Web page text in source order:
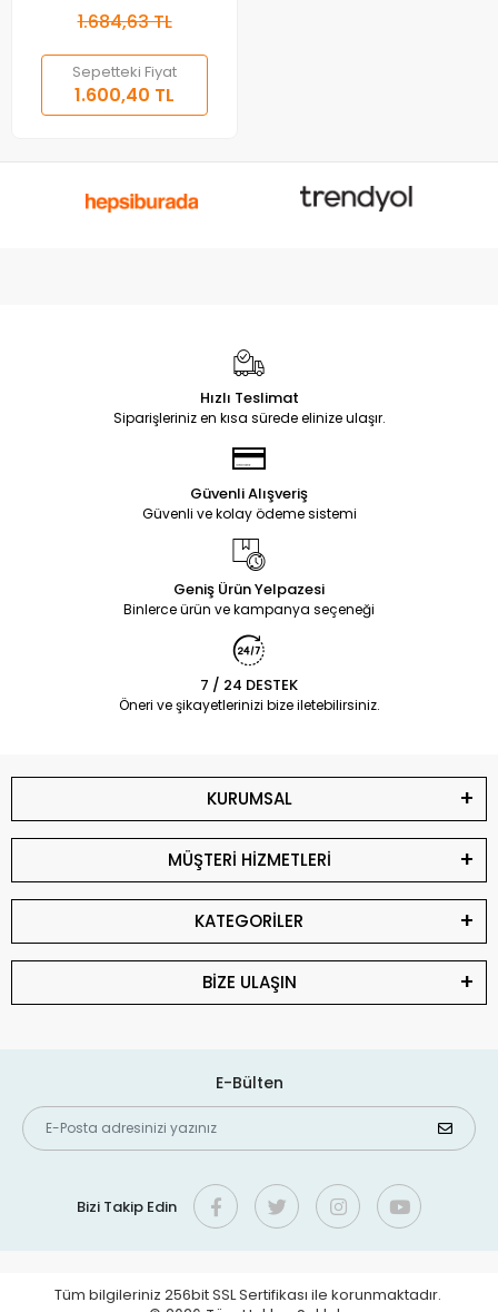
1.684,63 TL
Sepetteki Fiyat
1.600,40 TL
Hızlı Teslimat
Siparişleriniz en kısa sürede elinize ulaşır.
Güvenli Alışveriş
Güvenli ve kolay ödeme sistemi
Geniş Ürün Yelpazesi
Binlerce ürün ve kampanya seçeneği
7 / 24 DESTEK
Öneri ve şikayetlerinizi bize iletebilirsiniz.
KURUMSAL
MÜŞTERİ HİZMETLERİ
KATEGORİLER
BİZE ULAŞIN
E-Bülten
Bizi Takip Edin
Tüm bilgileriniz 256bit SSL Sertifikası ile korunmaktadır.